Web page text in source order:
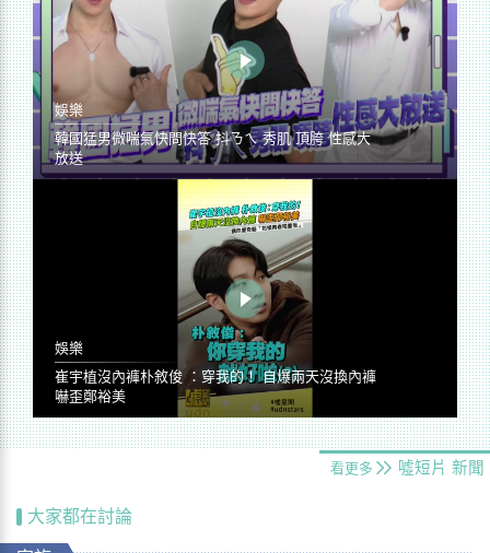
娛樂
韓國猛男微喘氣快問快答 抖ㄋㄟ 秀肌 頂胯 性感大
放送
娛樂
崔宇植沒內褲朴敘俊 ：穿我的！ 自爆兩天沒換內褲
嚇歪鄭裕美
看更多 噓短片 新聞
大家都在討論